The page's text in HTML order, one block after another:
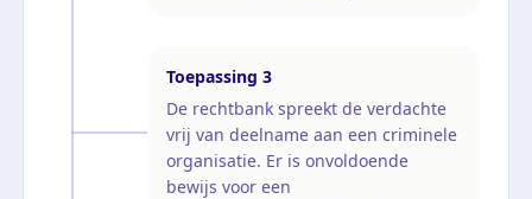
Toepassing 3
De rechtbank spreekt de verdachte
vrij van deelname aan een criminele
organisatie. Er is onvoldoende
bewijs voor een